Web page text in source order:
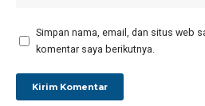
Simpan nama, email, dan situs web
komentar saya berikutnya.